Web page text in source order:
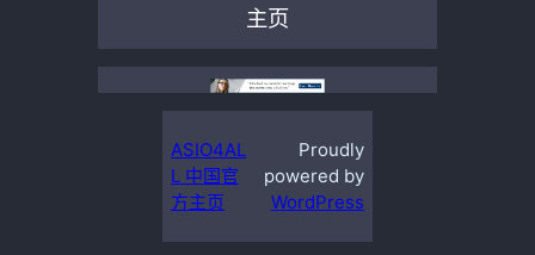
主页
ASIO4AL
L 中国官
方主页
Proudly
powered by
WordPress